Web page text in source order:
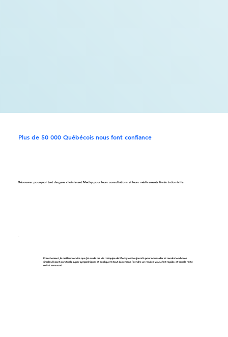
Plus de 50 000 Québécois nous font confiance
Découvrez pourquoi tant de gens choisissent Medzy pour leurs consultations et leurs médicaments livrés à domicile.
Franchement, le meilleur service que j’ai eu de ma vie ! L’équipe de Medzy est toujours là pour nous aider et rendre les choses
simples. Ils sont ponctuels, super sympathiques et expliquent tout clairement. Prendre un rendez-vous, c’est rapide, et tout le reste
se fait sans souci.